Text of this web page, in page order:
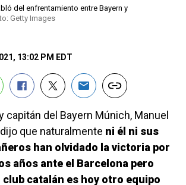
del enfrentamiento entre Bayern y
Getty Images
13:02 PM EDT
capitán del Bayern Múnich, Manuel
que naturalmente ni él ni sus
han olvidado la victoria por
años ante el Barcelona pero
club catalán es hoy otro equipo